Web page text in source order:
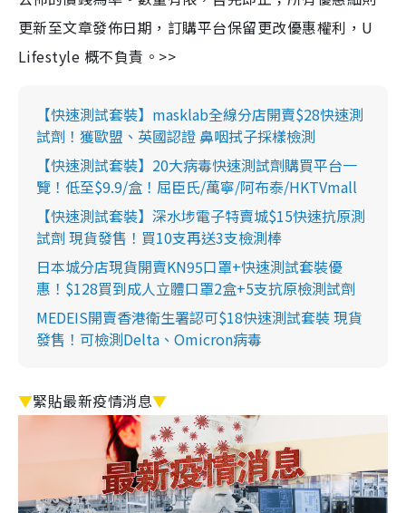
更新至文章發佈日期，訂購平台保留更改優惠權利，U
Lifestyle 概不負責。>>
【快速測試套裝】masklab全線分店開賣$28快速測
試劑！獲歐盟、英國認證 鼻咽拭子採樣檢測
【快速測試套裝】20大病毒快速測試劑購買平台一
覽！低至$9.9/盒！屈臣氏/萬寧/阿布泰/HKTVmall
【快速測試套裝】深水埗電子特賣城$15快速抗原測
試劑 現貨發售！買10支再送3支檢測棒
日本城分店現貨開賣KN95口罩+快速測試套裝優
惠！$128買到成人立體口罩2盒+5支抗原檢測試劑
MEDEIS開賣香港衛生署認可$18快速測試套裝 現貨
發售！可檢測Delta、Omicron病毒
▼緊貼最新疫情消息▼